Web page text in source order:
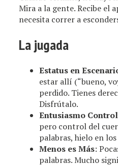
Mira a la gente. Recibe el
necesita correr a
La jugada
Estatus en
estar allí (“bueno,
perdido. Tienes
Disfrútalo.
Entusiasmo
pero control del
palabras, hielo en
Menos es Más:
palabras. Mucho